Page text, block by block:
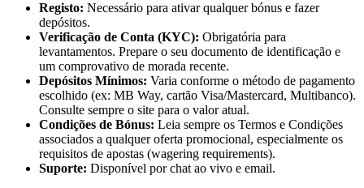
Registo: Necessário para ativar qualquer bónus e fazer
depósitos.
Verificação de Conta (KYC): Obrigatória para
levantamentos. Prepare o seu documento de identificação e
um comprovativo de morada recente.
Depósitos Mínimos: Varia conforme o método de pagamento
escolhido (ex: MB Way, cartão Visa/Mastercard, Multibanco).
Consulte sempre o site para o valor atual.
Condições de Bónus: Leia sempre os Termos e Condições
associados a qualquer oferta promocional, especialmente os
requisitos de apostas (wagering requirements).
Suporte: Disponível por chat ao vivo e email.